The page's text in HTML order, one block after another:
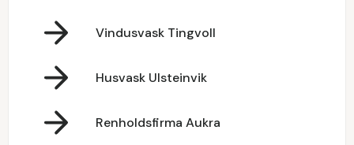
Vindusvask Tingvoll
Husvask Ulsteinvik
Renholdsfirma Aukra